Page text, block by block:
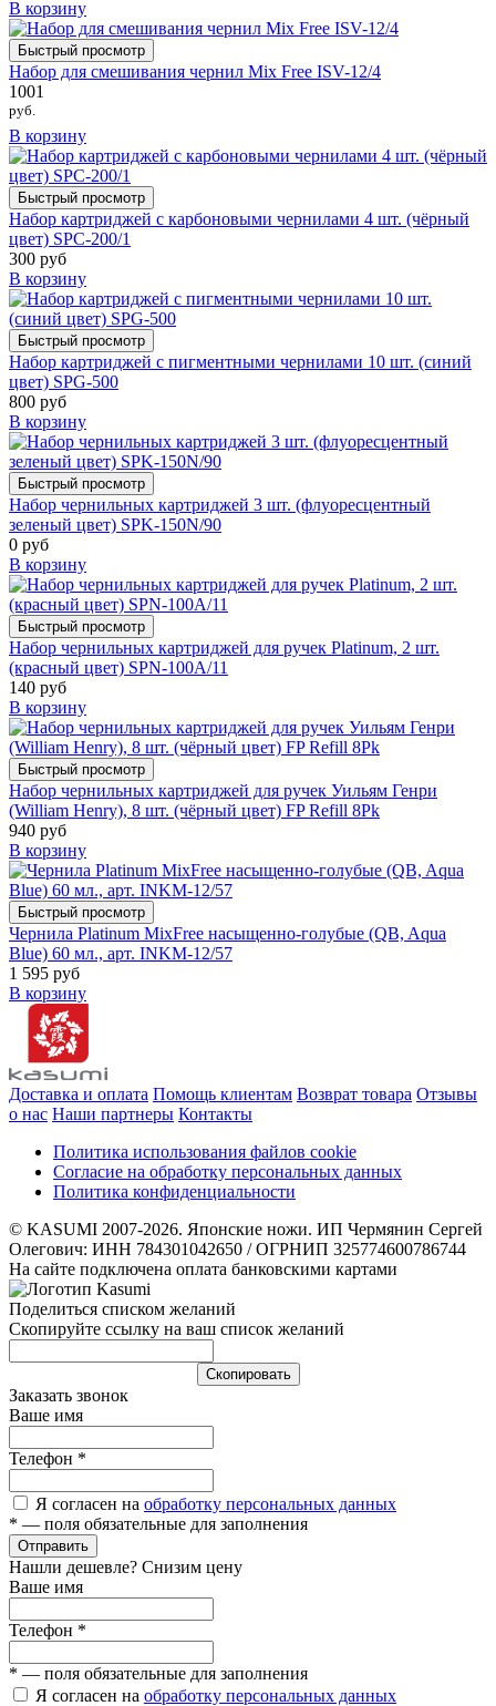
В корзину
Быстрый просмотр
Набор для смешивания чернил Mix Free ISV-12/4
1001
руб.
В корзину
Быстрый просмотр
Набор картриджей с карбоновыми чернилами 4 шт. (чёрный
цвет) SPC-200/1
300 руб
В корзину
Быстрый просмотр
Набор картриджей с пигментными чернилами 10 шт. (синий
цвет) SPG-500
800 руб
В корзину
Быстрый просмотр
Набор чернильных картриджей 3 шт. (флуоресцентный
зеленый цвет) SPK-150N/90
0 руб
В корзину
Быстрый просмотр
Набор чернильных картриджей для ручек Platinum, 2 шт.
(красный цвет) SPN-100A/11
140 руб
В корзину
Быстрый просмотр
Набор чернильных картриджей для ручек Уильям Генри
(William Henry), 8 шт. (чёрный цвет) FP Refill 8Pk
940 руб
В корзину
Быстрый просмотр
Чернила Platinum MixFree насыщенно-голубые (QB, Aqua
Blue) 60 мл., арт. INKM-12/57
1 595 руб
В корзину
Доставка и оплата Помощь клиентам Возврат товара Отзывы
о нас Наши партнеры Контакты
Политика использования файлов cookie
Согласие на обработку персональных данных
Политика конфиденциальности
© KASUMI 2007-2026. Японские ножи. ИП Чермянин Сергей
Олегович: ИНН 784301042650 / ОГРНИП 325774600786744
На сайте подключена оплата банковскими картами
Поделиться списком желаний
Скопируйте ссылку на ваш список желаний
Cкопировать
Заказать звонок
Ваше имя
Телефон *
Я согласен на обработку персональных данных
* — поля обязательные для заполнения
Отправить
Нашли дешевле? Снизим цену
Ваше имя
Телефон *
* — поля обязательные для заполнения
Я согласен на обработку персональных данных